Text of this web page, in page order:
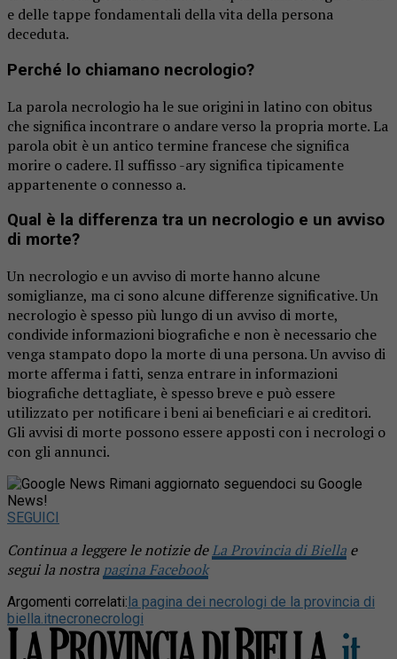
e delle tappe fondamentali della vita della persona
deceduta.
Perché lo chiamano necrologio?
La parola necrologio ha le sue origini in latino con obitus
che significa incontrare o andare verso la propria morte. La
parola obit è un antico termine francese che significa
morire o cadere. Il suffisso -ary significa tipicamente
appartenente o connesso a.
Qual è la differenza tra un necrologio e un avviso
di morte?
Un necrologio e un avviso di morte hanno alcune
somiglianze, ma ci sono alcune differenze significative. Un
necrologio è spesso più lungo di un avviso di morte,
condivide informazioni biografiche e non è necessario che
venga stampato dopo la morte di una persona. Un avviso di
morte afferma i fatti, senza entrare in informazioni
biografiche dettagliate, è spesso breve e può essere
utilizzato per notificare i beni ai beneficiari e ai creditori.
Gli avvisi di morte possono essere apposti con i necrologi o
con gli annunci.
Rimani aggiornato seguendoci su Google
News!
SEGUICI
Continua a leggere le notizie deLa Provincia di Biella e
segui la nostra pagina Facebook
Argomenti correlati:la pagina dei necrologi de la provincia di
biella.itnecronecrologi